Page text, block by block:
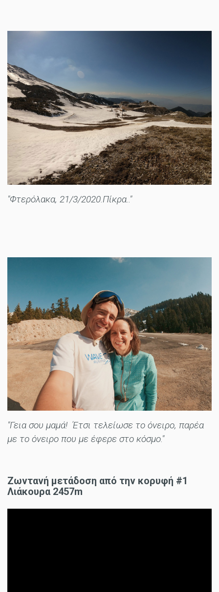
"Φτερόλακα, 21/3/2020.Πίκρα.."
"Γεια σου μαμά! Έτσι τελείωσε το όνειρο, παρέα
με το όνειρο που με έφερε στο κόσμο."
Ζωντανή μετάδοση από την κορυφή #1
Λιάκουρα 2457m